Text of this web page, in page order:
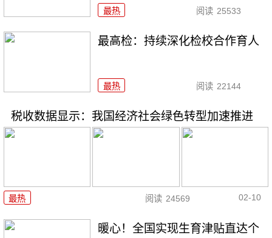
最热 阅读 25533
最高检：持续深化检校合作育人
最热 阅读 22144
税收数据显示：我国经济社会绿色转型加速推进
最热 阅读 24569 02-10
暖心！全国实现生育津贴直达个